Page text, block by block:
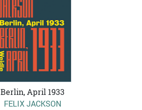
Berlin, April 1933
FELIX JACKSON